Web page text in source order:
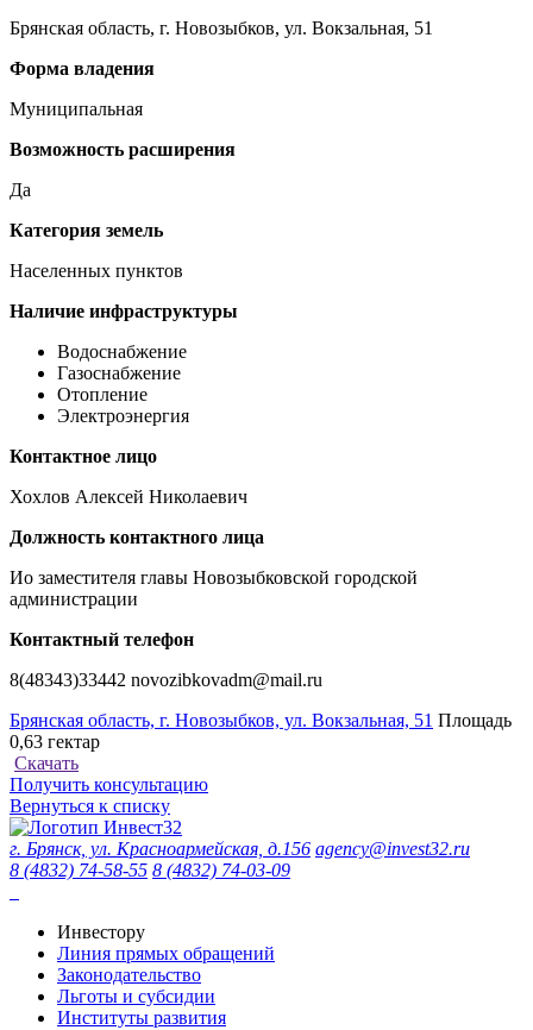
Брянская область, г. Новозыбков, ул. Вокзальная, 51
Форма владения
Муниципальная
Возможность расширения
Да
Категория земель
Населенных пунктов
Наличие инфраструктуры
Водоснабжение
Газоснабжение
Отопление
Электроэнергия
Контактное лицо
Хохлов Алексей Николаевич
Должность контактного лица
Ио заместителя главы Новозыбковской городской
администрации
Контактный телефон
8(48343)33442 novozibkovadm@mail.ru
Брянская область, г. Новозыбков, ул. Вокзальная, 51 Площадь
0,63 гектар
Скачать
Получить консультацию
Вернуться к списку
г. Брянск, ул. Красноармейская, д.156 agency@invest32.ru
8 (4832) 74-58-55 8 (4832) 74-03-09
Инвестору
Линия прямых обращений
Законодательство
Льготы и субсидии
Институты развития